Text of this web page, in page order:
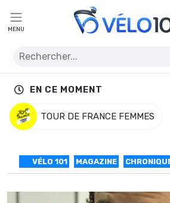
MENU
EN CE MOMENT
TOUR DE FRANCE FEMMES
VÉLO 101 MAGAZINE